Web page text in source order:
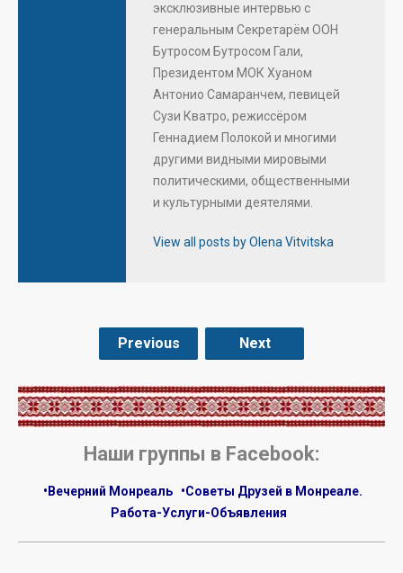
эксклюзивные интервью с
генеральным Секретарём ООН
Бутросом Бутросом Гали,
Президентом МОК Хуаном
Антонио Самаранчем, певицей
Сузи Кватро, режиссёром
Геннадием Полокой и многими
другими видными мировыми
политическими, общественными
и культурными деятелями.
View all posts by Olena Vitvitska
Previous Next
.
Наши группы в Facebook:
•Вечерний Монреаль
•Советы Друзей в Монреале.
Работа-Услуги-Объявления